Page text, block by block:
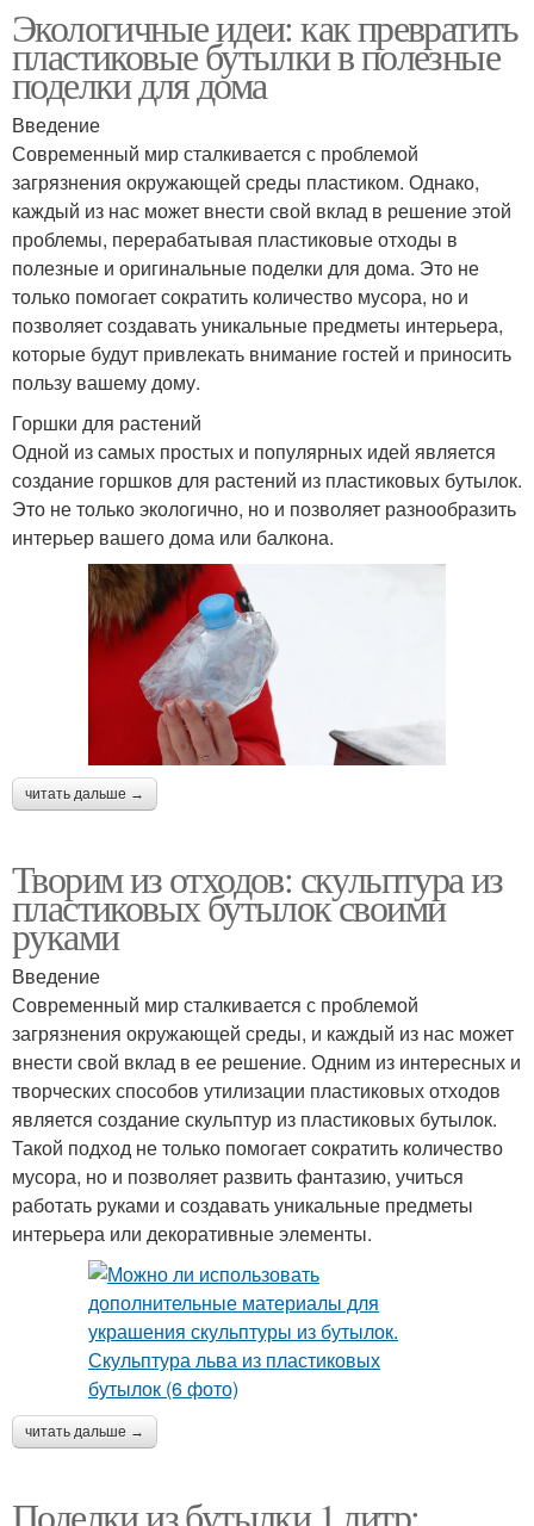
Экологичные идеи: как превратить
пластиковые бутылки в полезные
поделки для дома
Введение
Современный мир сталкивается с проблемой
загрязнения окружающей среды пластиком. Однако,
каждый из нас может внести свой вклад в решение этой
проблемы, перерабатывая пластиковые отходы в
полезные и оригинальные поделки для дома. Это не
только помогает сократить количество мусора, но и
позволяет создавать уникальные предметы интерьера,
которые будут привлекать внимание гостей и приносить
пользу вашему дому.
Горшки для растений
Одной из самых простых и популярных идей является
создание горшков для растений из пластиковых бутылок.
Это не только экологично, но и позволяет разнообразить
интерьер вашего дома или балкона.
читать дальше →
Творим из отходов: скульптура из
пластиковых бутылок своими
руками
Введение
Современный мир сталкивается с проблемой
загрязнения окружающей среды, и каждый из нас может
внести свой вклад в ее решение. Одним из интересных и
творческих способов утилизации пластиковых отходов
является создание скульптур из пластиковых бутылок.
Такой подход не только помогает сократить количество
мусора, но и позволяет развить фантазию, учиться
работать руками и создавать уникальные предметы
интерьера или декоративные элементы.
читать дальше →